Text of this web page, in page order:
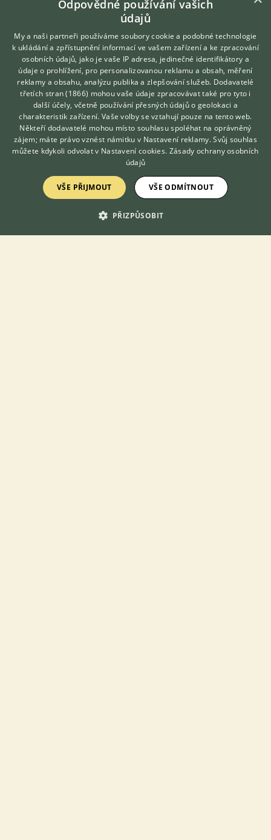
Martínkov, okr. Třebíč
Jan39 5×
PRODÁM
Bílý Švýcarský Ovčák – štěňataHledáte zvířecího kamaráda?
Zdarma vám poradí
VETERINÁŘ ONLINE
KONZULTOVAT S
VETERINÁŘEM
Odpovědné používání vašich
údajů
My a naši partneři používáme soubory cookie a podobné technologie
k ukládání a zpřístupnění informací ve vašem zařízení a ke zpracování
osobních údajů, jako je vaše IP adresa, jedinečné identifikátory a
údaje o prohlížení, pro personalizovanou reklamu a obsah, měření
reklamy a obsahu, analýzu publika a zlepšování služeb. Dodavatelé
třetích stran (1866) mohou vaše údaje zpracovávat také pro tyto i
další účely, včetně používání přesných údajů o geolokaci a
charakteristik zařízení. Vaše volby se vztahují pouze na tento web.
Někteří dodavatelé mohou místo souhlasu spoléhat na oprávněný
zájem; máte právo vznést námitku v Nastavení reklamy. Svůj souhlas
můžete kdykoli odvolat v Nastavení cookies. Zásady ochrany osobních
údajů
VŠE PŘIJMOUT VŠE ODMÍTNOUT
PŘIZPŮSOBIT